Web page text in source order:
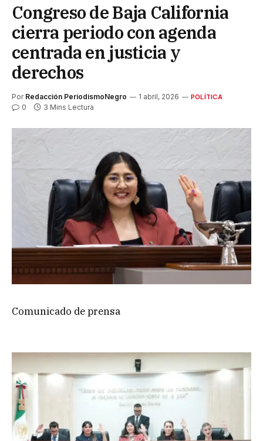
Congreso de Baja California
cierra periodo con agenda
centrada en justicia y
derechos
Por Redacción PeriodismoNegro 1 abril, 2026 POLÍTICA
0 3 Mins Lectura
Comunicado de prensa